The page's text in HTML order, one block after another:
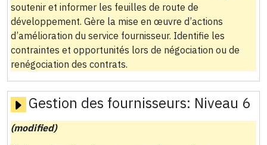
soutenir et informer les feuilles de route de
développement. Gère la mise en œuvre d’actions
d’amélioration du service fournisseur. Identifie les
contraintes et opportunités lors de négociation ou de
renégociation des contrats.
Gestion des fournisseurs: Niveau 6
(modified)